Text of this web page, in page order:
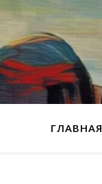
ГЛАВНАЯ